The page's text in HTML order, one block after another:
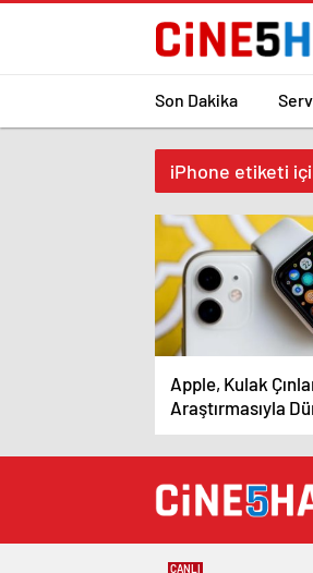
Son Dakika
iPhone etiketi
Apple, Kulak
Araştırmasıyla
Örgütü’ne Işık
CANLI